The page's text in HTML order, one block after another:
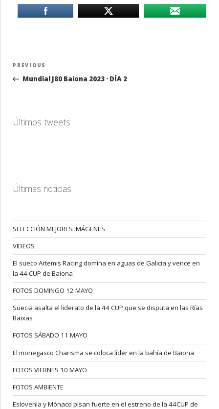
Navegación
entradas
Previous
Post
PREVIOUS
Mundial J80 Baiona 2023 · DÍA 2
Últimos tweets
Últimas noticias
SELECCIÓN MEJORES IMÁGENES
VIDEOS
El sueco Artemis Racing domina en aguas de Galicia y vence en
la 44 CUP de Baiona
FOTOS DOMINGO 12 MAYO
Suecia asalta el liderato de la 44 CUP que se disputa en las Rías
Baixas
FOTOS SÁBADO 11 MAYO
El monegasco Charisma se coloca líder en la bahía de Baiona
FOTOS VIERNES 10 MAYO
FOTOS AMBIENTE
Eslovenia y Mónaco pisan fuerte en el estreno de la 44CUP de